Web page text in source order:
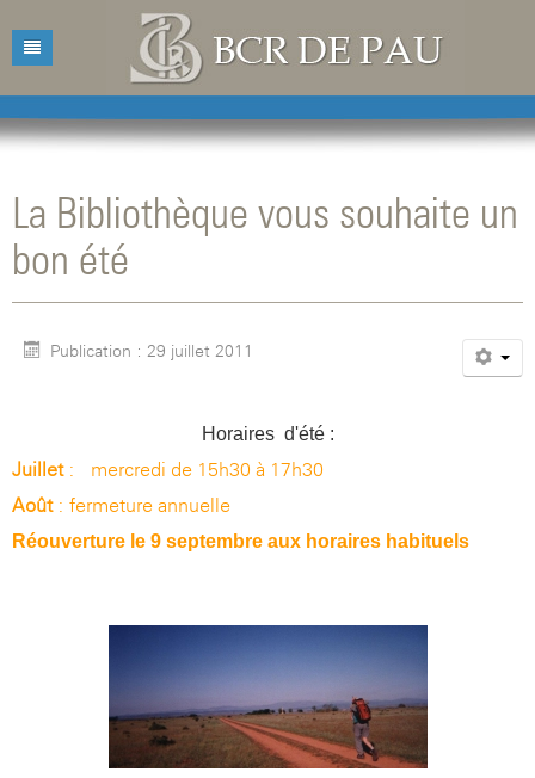
Accueil
Présentation
Horaires d'ouvertures
Mentions légales
Catalogue
Catalogue des livres
Acquisitions
Conférences
La Bibliothèque vous souhaite un
bon été
Publication : 29 juillet 2011
Horaires d'été :
Juillet: mercredi de 15h30 à 17h30
Août: fermeture annuelle
Réouverture le 9 septembre aux horaires habituels